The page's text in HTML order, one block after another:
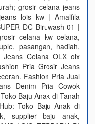
grosir celana jeans
lois kw | Amalfila
DC Biruwash 01 |
celana kw celana,
pasangan, hadiah,
Celana OLX olx
Pria Grosir Jeans
Fashion Pria Jual
Denim Pria Cowok
Baju Anak di Tanah
Toko Baju Anak di
supplier baju anak,